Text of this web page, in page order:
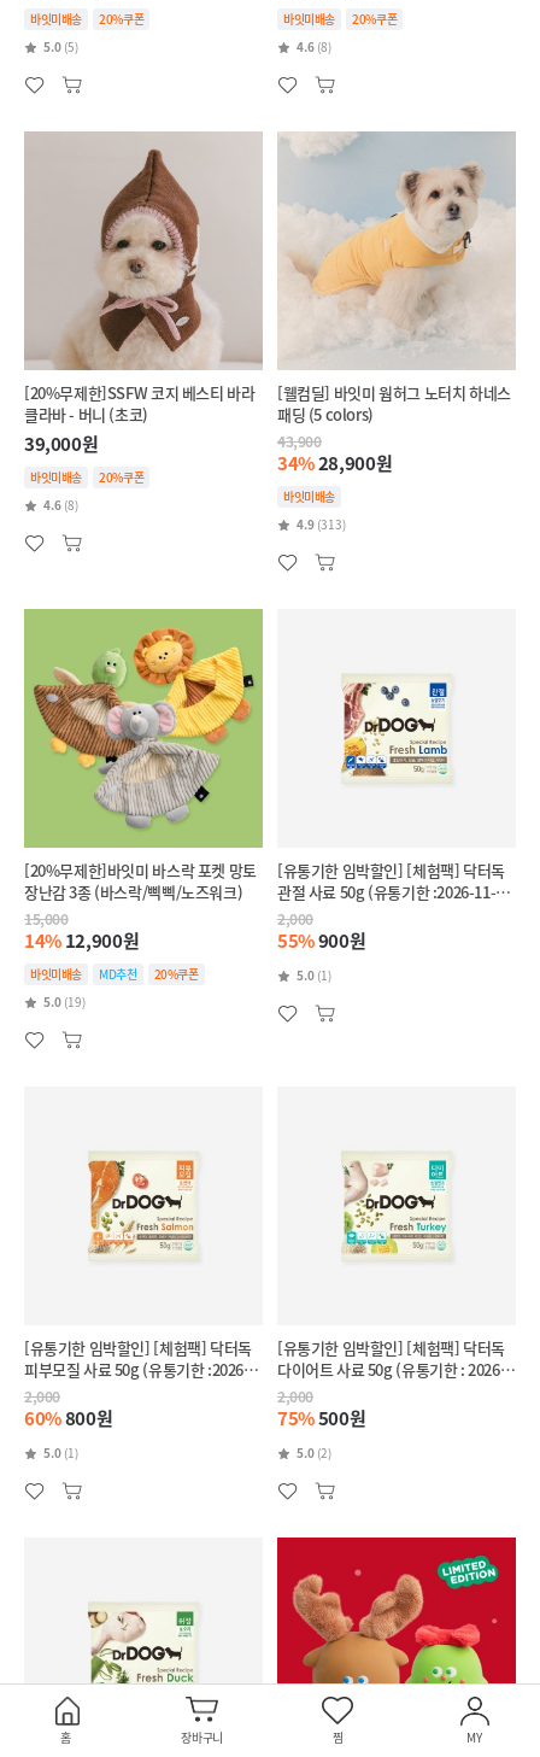
바잇미배송
20%쿠폰
5.0 (5)
바잇미배송
20%쿠폰
4.6 (8)
[20%무제한]SSFW 코지 베스티 바라
클라바 - 버니 (초코)
39,000원
바잇미배송
20%쿠폰
4.6 (8)
[웰컴딜] 바잇미 웜허그 노터치 하네스
패딩 (5 colors)
43,900
34%28,900원
바잇미배송
4.9 (313)
[20%무제한]바잇미 바스락 포켓 망토
장난감 3종 (바스락/삑삑/노즈워크)
15,000
14%12,900원
바잇미배송 MD추천
20%쿠폰
5.0 (19)
[유통기한 임박할인] [체험팩] 닥터독
관절 사료 50g (유통기한 :2026-11-
28)
2,000
55%900원
5.0 (1)
[유통기한 임박할인] [체험팩] 닥터독
피부모질 사료 50g (유통기한 :2026-
11-27)
2,000
60%800원
5.0 (1)
[유통기한 임박할인] [체험팩] 닥터독
다이어트 사료 50g (유통기한 : 2026-
10-01)
2,000
75%500원
5.0 (2)
홈 장바구니 찜 MY